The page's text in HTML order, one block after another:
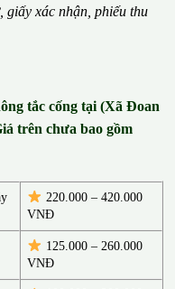
giấy xác nhận, phiếu thu
tắc cống tại (Xã Đoan
trên chưa bao gồm
220.000 – 420.000
VNĐ
125.000 – 260.000
VNĐ